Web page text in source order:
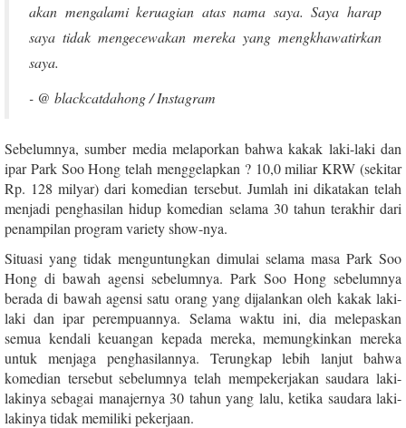
akan mengalami keruagian atas nama saya. Saya harap
saya tidak mengecewakan mereka yang mengkhawatirkan
saya.
- @ blackcatdahong / Instagram
Sebelumnya, sumber media melaporkan bahwa kakak laki-laki dan
ipar Park Soo Hong telah menggelapkan ? 10,0 miliar KRW (sekitar
Rp. 128 milyar) dari komedian tersebut. Jumlah ini dikatakan telah
menjadi penghasilan hidup komedian selama 30 tahun terakhir dari
penampilan program variety show-nya.
Situasi yang tidak menguntungkan dimulai selama masa Park Soo
Hong di bawah agensi sebelumnya. Park Soo Hong sebelumnya
berada di bawah agensi satu orang yang dijalankan oleh kakak laki-
laki dan ipar perempuannya. Selama waktu ini, dia melepaskan
semua kendali keuangan kepada mereka, memungkinkan mereka
untuk menjaga penghasilannya. Terungkap lebih lanjut bahwa
komedian tersebut sebelumnya telah mempekerjakan saudara laki-
lakinya sebagai manajernya 30 tahun yang lalu, ketika saudara laki-
lakinya tidak memiliki pekerjaan.